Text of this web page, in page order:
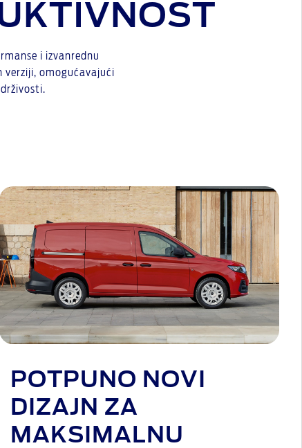
i izvanrednu
verziji, omogućavajući
POTPUNO NOVI
DIZAJN ZA
MAKSIMALNU